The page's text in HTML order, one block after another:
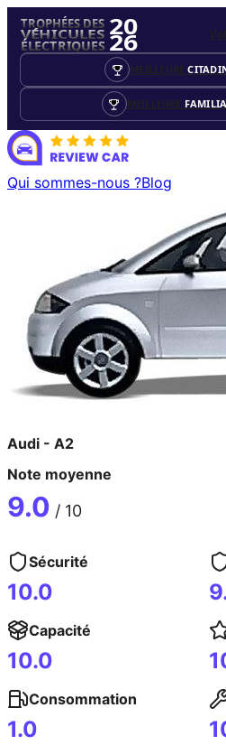
TROPHÉES DES
VÉHICULES
ÉLECTRIQUES
20
26
MEILLEURE
MEILLEURE
Qui sommes-nous ?Blog
Audi - A2
Note moyenne
9.0 / 10
Sécurité
10.0
Capacité
10.0
Consommation
1.0